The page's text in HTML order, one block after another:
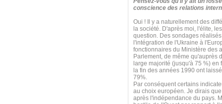
conscience des relations
Oui ! Il y a naturellement des
la société. D'après moi, l'élite,
question. Des sondages
l'intégration de l'Ukraine à
fonctionnaires du Ministère des
Parlement, de même qu'auprès
large majorité (jusqu'à 75 %)
la fin des années 1990 ont
79%.
Par conséquent certains
au choix européen. Je dirais
après l'indépendance du pays.